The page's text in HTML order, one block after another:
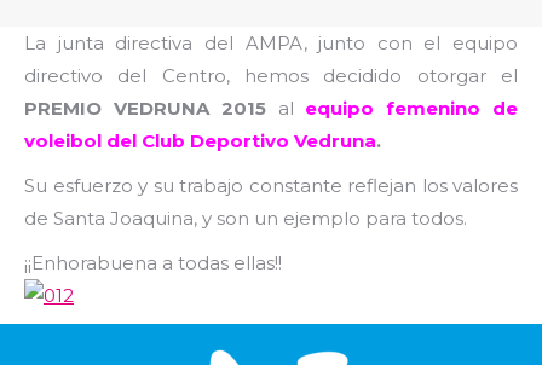
La junta directiva del AMPA, junto con el equipo
directivo del Centro, hemos decidido otorgar el
PREMIO VEDRUNA 2015al equipo femenino de
voleibol del Club Deportivo Vedruna.
Su esfuerzo y su trabajo constante reflejan los valores
de Santa Joaquina, y son un ejemplo para todos.
¡¡Enhorabuena a todas ellas!!